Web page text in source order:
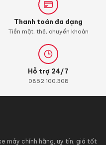
Thanh toán đa dạng
Tiền mặt, thẻ, chuyển khoản
Hỗ trợ 24/7
0862.100.308
máy chính hãng, uy tín, giá tốt